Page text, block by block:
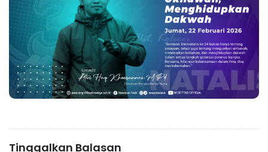
Tinggalkan Balasan